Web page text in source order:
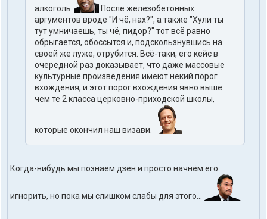
алкоголь.
После железобетонных
аргументов вроде "И чё, нах?", а также "Хули ты
тут умничаешь, ты чё, пидор?" тот всё равно
обрыгается, обоссытся и, подскользнувшись на
своей же луже, отрубится. Всё-таки, его кейс в
очередной раз доказывает, что даже массовые
культурные произведения имеют некий порог
вхождения, и этот порог вхождения явно выше
чем те 2 класса церковно-приходской школы,
которые окончил наш визави.
Когда-нибудь мы познаем дзен и просто начнём его
игнорить, но пока мы слишком слабы для этого...